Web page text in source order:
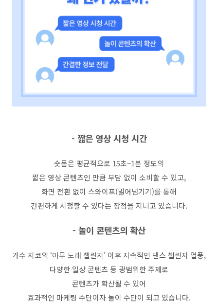
- 짧은 영상 시청 시간
숏폼은 평균적으로 15초~1분 정도의
짧은 영상 콘텐츠인 만큼 부담 없이 소비할 수 있고,
화면 전환 없이 스와이프(밀어넘기기)를 통해
간편하게 시청할 수 있다는 장점을 지니고 있습니다.
- 놀이 콘텐츠의 확산
가수 지코의 ‘아무 노래 챌린지’ 이후 지속적인 댄스 챌린지 열풍,
다양한 일상 콘텐츠 등 광범위한 주제로
콘텐츠가 확산될 수 있어
효과적인 마케팅 수단이자 놀이 수단이 되고 있습니다.